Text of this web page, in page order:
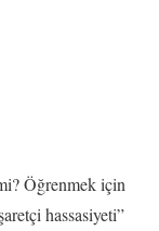
Öğrenmek için
hassasiyeti”